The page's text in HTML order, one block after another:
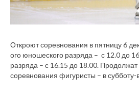
Откроют соревнования в пятницу 6
ого юношеского разряда – с 12.0 до
разряда – с 16.15 до 18.00. Продолжат
соревнования фигуристы – в субботу-